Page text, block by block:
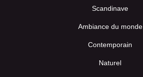
Scandinave
Ambiance du monde
Contemporain
Naturel